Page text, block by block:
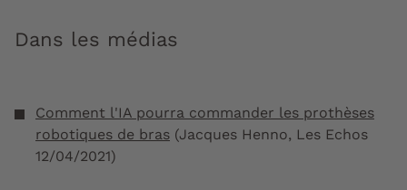
Dans les médias
Comment l'IA pourra commander les prothèses
robotiques de bras (Jacques Henno, Les Echos
12/04/2021)